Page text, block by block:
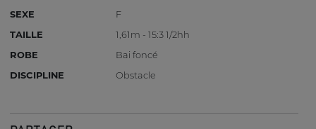
SEXE
F
TAILLE
1,61m - 15:3 1/2hh
ROBE
Bai foncé
DISCIPLINE
Obstacle